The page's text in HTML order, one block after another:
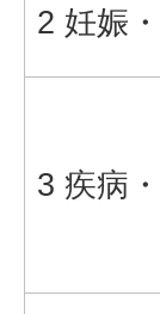
2 妊娠
3 疾病